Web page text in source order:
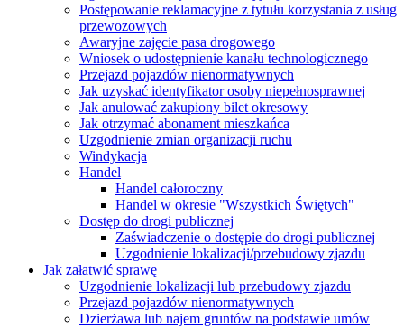
Postępowanie reklamacyjne z tytułu korzystania z usług
przewozowych
Awaryjne zajęcie pasa drogowego
Wniosek o udostępnienie kanału technologicznego
Przejazd pojazdów nienormatywnych
Jak uzyskać identyfikator osoby niepełnosprawnej
Jak anulować zakupiony bilet okresowy
Jak otrzymać abonament mieszkańca
Uzgodnienie zmian organizacji ruchu
Windykacja
Handel
Handel całoroczny
Handel w okresie "Wszystkich Świętych"
Dostęp do drogi publicznej
Zaświadczenie o dostępie do drogi publicznej
Uzgodnienie lokalizacji/przebudowy zjazdu
Jak załatwić sprawę
Uzgodnienie lokalizacji lub przebudowy zjazdu
Przejazd pojazdów nienormatywnych
Dzierżawa lub najem gruntów na podstawie umów